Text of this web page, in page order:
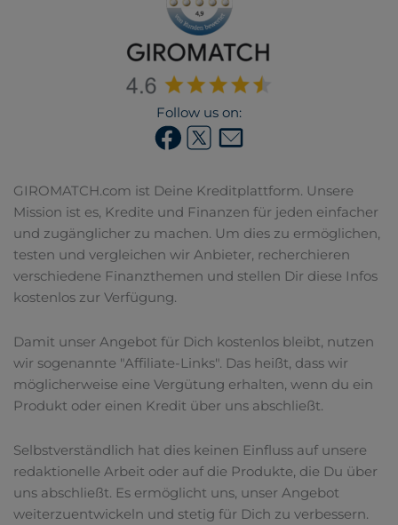
Follow us on:
GIROMATCH.com ist Deine Kreditplattform. Unsere
Mission ist es, Kredite und Finanzen für jeden einfacher
und zugänglicher zu machen. Um dies zu ermöglichen,
testen und vergleichen wir Anbieter, recherchieren
verschiedene Finanzthemen und stellen Dir diese Infos
kostenlos zur Verfügung.
Damit unser Angebot für Dich kostenlos bleibt, nutzen
wir sogenannte "Affiliate-Links". Das heißt, dass wir
möglicherweise eine Vergütung erhalten, wenn du ein
Produkt oder einen Kredit über uns abschließt.
Selbstverständlich hat dies keinen Einfluss auf unsere
redaktionelle Arbeit oder auf die Produkte, die Du über
uns abschließt. Es ermöglicht uns, unser Angebot
weiterzuentwickeln und stetig für Dich zu verbessern.